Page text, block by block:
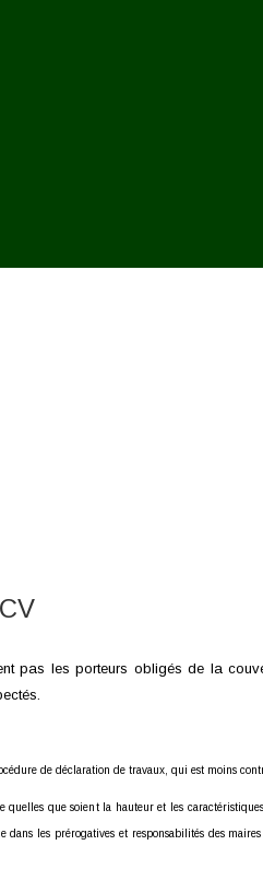
pas les porteurs obligés de la
de déclaration de travaux, qui est moins
que soient la hauteur et les
les prérogatives et responsabilités des